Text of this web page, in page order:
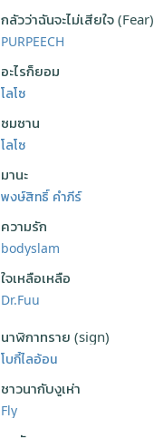
กลัวว่าฉันจะไม่เสียใจ (Fear)
PURPEECH
อะไรก็ยอม
โลโซ
ซมซาน
โลโซ
มานะ
พงษ์สิทธิ์ คำภีร์
ความรัก
bodyslam
ใจเหลือเหลือ
Dr.Fuu
นาฬิกาทราย (sign)
โบกี้ไลอ้อน
ชาวนากับงูเห่า
Fly